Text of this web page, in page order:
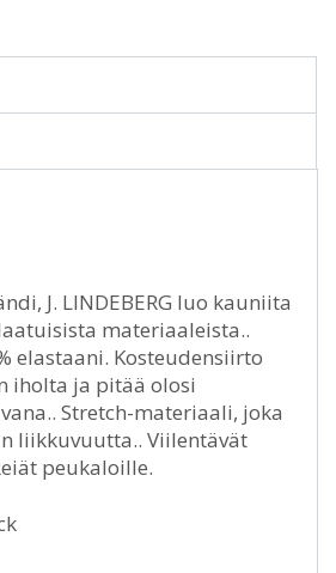
J. LINDEBERG luo kauniita
materiaaleista..
elastaani. Kosteudensiirto
iholta ja pitää olosi
Stretch-materiaali, joka
liikkuvuutta.. Viilentävät
peukaloille.